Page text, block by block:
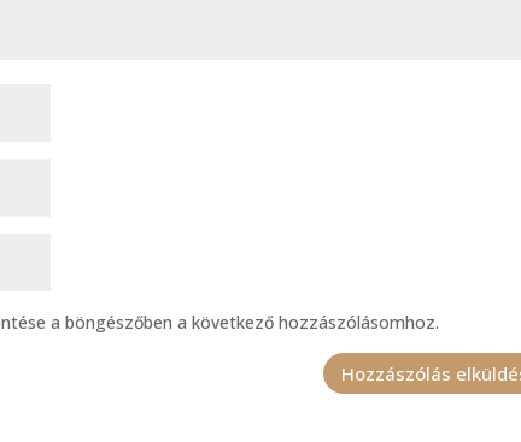
a böngészőben a következő hozzászólásomhoz.